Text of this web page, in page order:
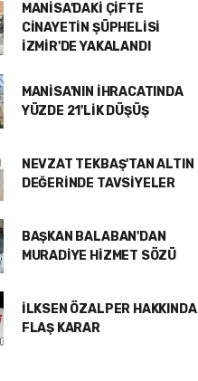
MANİSA'DAKİ ÇİFTE
CİNAYETİN ŞÜPHELİSİ
İZMİR'DE YAKALANDI
MANİSA'NIN İHRACATINDA
YÜZDE 21'LİK DÜŞÜŞ
NEVZAT TEKBAŞ'TAN ALTIN
DEĞERİNDE TAVSİYELER
BAŞKAN BALABAN'DAN
MURADİYE HİZMET SÖZÜ
İLKSEN ÖZALPER HAKKINDA
FLAŞ KARAR